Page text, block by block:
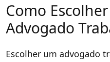
Como
Advogado
Escolher um advogado